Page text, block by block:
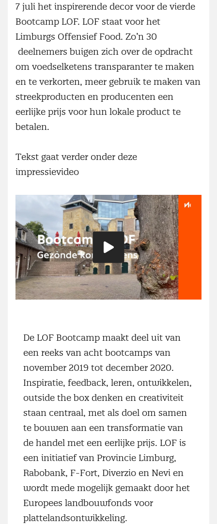
7 juli het inspirerende decor voor de vierde
Bootcamp LOF. LOF staat voor het
Limburgs Offensief Food. Zo’n 30
deelnemers buigen zich over de opdracht
om voedselketens transparanter te maken
en te verkorten, meer gebruik te maken van
streekproducten en producenten een
eerlijke prijs voor hun lokale product te
betalen.
Tekst gaat verder onder deze
impressievideo
Speel
video
De LOF Bootcamp maakt deel uit van
een reeks van acht bootcamps van
november 2019 tot december 2020.
Inspiratie, feedback, leren, ontwikkelen,
outside the box denken en creativiteit
staan centraal, met als doel om samen
te bouwen aan een transformatie van
de handel met een eerlijke prijs. LOF is
een initiatief van Provincie Limburg,
Rabobank, F-Fort, Diverzio en Nevi en
wordt mede mogelijk gemaakt door het
Europees landbouwfonds voor
plattelandsontwikkeling.